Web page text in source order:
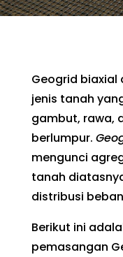
Geogrid biaxial
jenis tanah
gambut, rawa,
berlumpur.
mengunci
tanah
distribusi
Berikut ini
pemasangan